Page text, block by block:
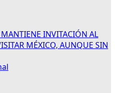
INVITACIÓN AL
MÉXICO, AUNQUE SIN